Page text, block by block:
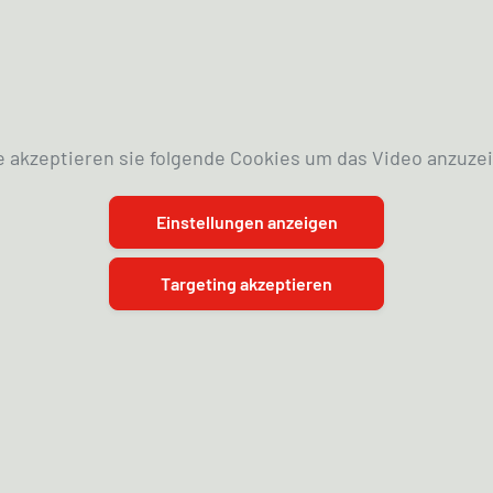
akzeptieren sie folgende Cookies um das Video
Einstellungen anzeigen
Targeting akzeptieren